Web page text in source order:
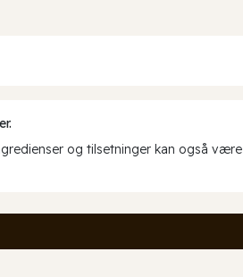
og tilsetninger kan også være